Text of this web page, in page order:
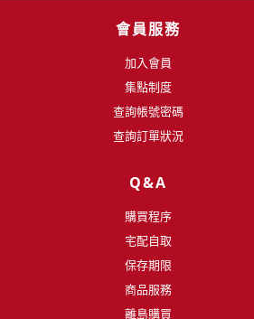
會員服務
加入會員
集點制度
查詢帳號密碼
查詢訂單狀況
Q&A
購買程序
宅配自取
保存期限
商品服務
離島購買